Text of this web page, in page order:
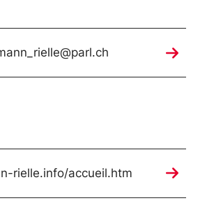
rielle.info/accueil.htm